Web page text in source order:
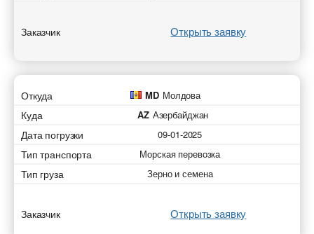
Заказчик Открыть заявку
Откуда MD Молдова
Куда AZ Азербайджан
Дата погрузки 09-01-2025
Тип транспорта Морская перевозка
Тип груза Зерно и семена
Заказчик Открыть заявку